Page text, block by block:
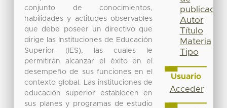
conjunto de conocimientos,
habilidades y actitudes observables
que debe poseer un directivo que
dirige las Instituciones de Educación
Superior (IES), las cuales le
permitirán alcanzar el éxito en el
desempeño de sus funciones en el
contexto global. Las instituciones de
educación superior establecen en
sus planes y programas de estudio
publicación
Autor
Título
Materia
Tipo
Usuario
Acceder